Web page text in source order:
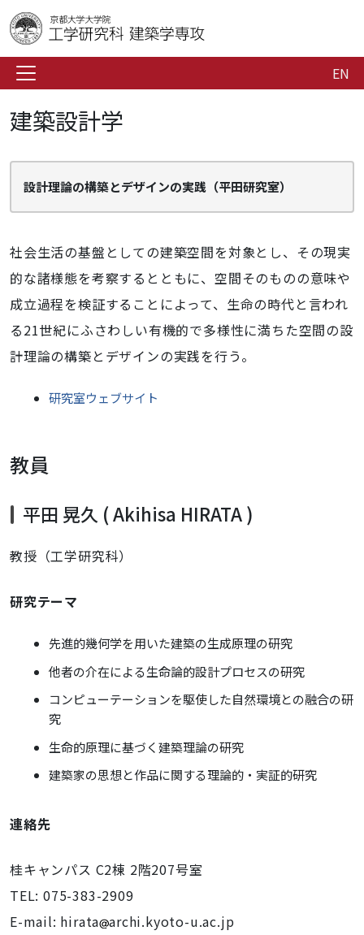
EN
建築設計学
設計理論の構築とデザインの実践（平田研究室）
社会生活の基盤としての建築空間を対象とし、その現実
的な諸様態を考察するとともに、空間そのものの意味や
成立過程を検証することによって、生命の時代と言われ
る21世紀にふさわしい有機的で多様性に満ちた空間の設
計理論の構築とデザインの実践を行う。
研究室ウェブサイト
教員
平田 晃久 ( Akihisa HIRATA )
教授（工学研究科）
研究テーマ
先進的幾何学を用いた建築の生成原理の研究
他者の介在による生命論的設計プロセスの研究
コンピューテーションを駆使した自然環境との融合の研
究
生命的原理に基づく建築理論の研究
建築家の思想と作品に関する理論的・実証的研究
連絡先
桂キャンパス C2棟 2階207号室
TEL: 075-383-2909
E-mail: hirata archi.kyoto-u.ac.jp